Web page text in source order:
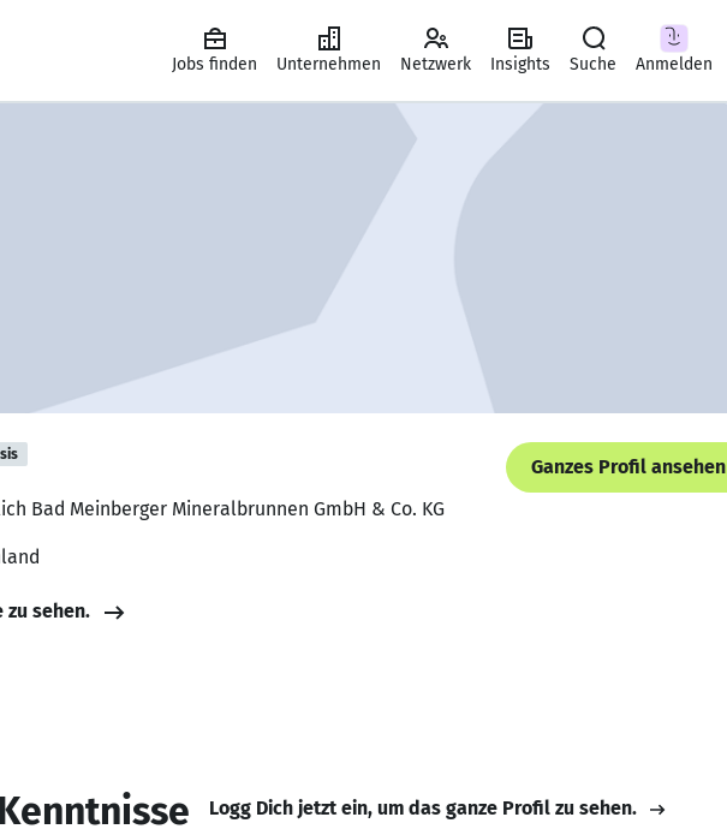
Jobs finden Unternehmen Netzwerk Insights Suche Anmelden
Ganzes Profil ansehen
Bad Meinberger Mineralbrunnen GmbH & Co. KG
zu sehen.
Logg Dich jetzt ein, um das ganze Profil zu sehen.